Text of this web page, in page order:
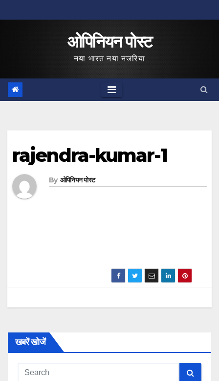
to
ओपिनियन पोस्ट
नया भारत नया नजरिया
rajendra-kumar-1
By ओपिनियन पोस्ट
खबरें खोजें